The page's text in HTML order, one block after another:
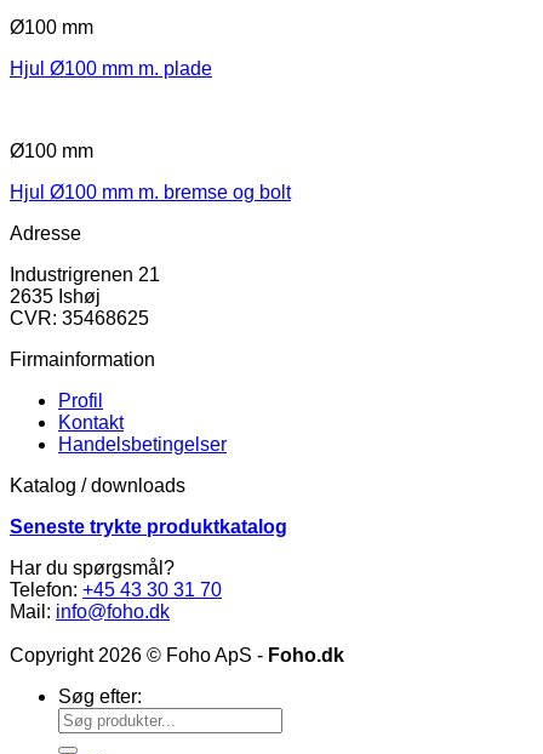
Ø100 mm
Hjul Ø100 mm m. plade
Ø100 mm
Hjul Ø100 mm m. bremse og bolt
Adresse
Industrigrenen 21
2635 Ishøj
CVR: 35468625
Firmainformation
Profil
Kontakt
Handelsbetingelser
Katalog / downloads
Seneste trykte produktkatalog
Har du spørgsmål?
Telefon: +45 43 30 31 70
Mail: info@foho.dk
Copyright 2026 © Foho ApS - Foho.dk
Søg efter: